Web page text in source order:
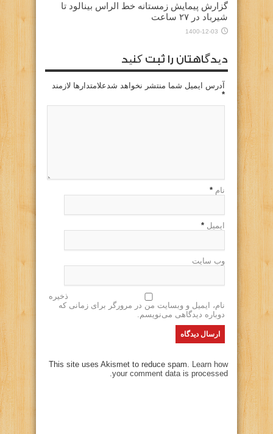
گزارش پیمایش زمستانه خط الراس بینالود تا
شیرباد در ۲۷ ساعت
1400-12-03
دیدگاهتان را ثبت کنید
آدرس ایمیل شما منتشر نخواهد شدعلامتدارها لازمند
*
نام *
ایمیل *
وب سایت
ذخیره
نام، ایمیل و وبسایت من در مرورگر برای زمانی که
دوباره دیدگاهی می‌نویسم.
This site uses Akismet to reduce spam. Learn how
your comment data is processed.